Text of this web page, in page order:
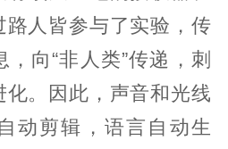
人皆参与了实验，传
向“非人类”传递，刺
。因此，声音和光线
动剪辑，语言自动生